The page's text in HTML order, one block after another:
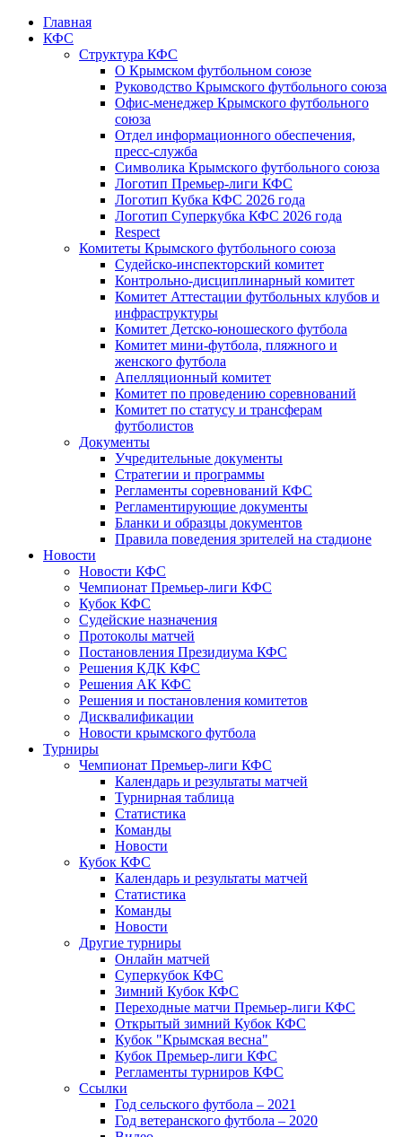
Главная
КФС
Структура КФС
О Крымском футбольном союзе
Руководство Крымского футбольного союза
Офис-менеджер Крымского футбольного
союза
Отдел информационного обеспечения,
пресс-служба
Символика Крымского футбольного союза
Логотип Премьер-лиги КФС
Логотип Кубка КФС 2026 года
Логотип Суперкубка КФС 2026 года
Respect
Комитеты Крымского футбольного союза
Судейско-инспекторский комитет
Контрольно-дисциплинарный комитет
Комитет Аттестации футбольных клубов и
инфраструктуры
Комитет Детско-юношеского футбола
Комитет мини-футбола, пляжного и
женского футбола
Апелляционный комитет
Комитет по проведению соревнований
Комитет по статусу и трансферам
футболистов
Документы
Учредительные документы
Стратегии и программы
Регламенты соревнований КФС
Регламентирующие документы
Бланки и образцы документов
Правила поведения зрителей на стадионе
Новости
Новости КФС
Чемпионат Премьер-лиги КФС
Кубок КФС
Судейские назначения
Протоколы матчей
Постановления Президиума КФС
Решения КДК КФС
Решения АК КФС
Решения и постановления комитетов
Дисквалификации
Новости крымского футбола
Турниры
Чемпионат Премьер-лиги КФС
Календарь и результаты матчей
Турнирная таблица
Статистика
Команды
Новости
Кубок КФС
Календарь и результаты матчей
Статистика
Команды
Новости
Другие турниры
Онлайн матчей
Суперкубок КФС
Зимний Кубок КФС
Переходные матчи Премьер-лиги КФС
Открытый зимний Кубок КФС
Кубок "Крымская весна"
Кубок Премьер-лиги КФС
Регламенты турниров КФС
Ссылки
Год сельского футбола – 2021
Год ветеранского футбола – 2020